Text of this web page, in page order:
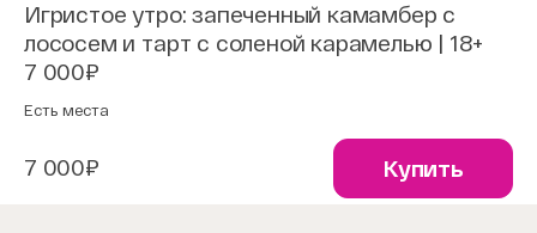
Игристое утро: запеченный камамбер с
лососем и тарт с соленой карамелью | 18+
7 000₽
Есть места
7 000₽ Купить